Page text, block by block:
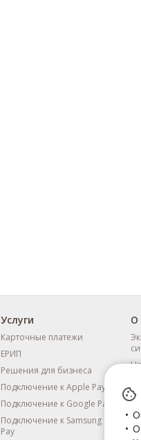
Услуги
Карточные платежи
ЕРИП
Решения для бизнеса
Подключение к Apple Pay
Подключение к Google Pay
Подключение к Samsung
Pay
О